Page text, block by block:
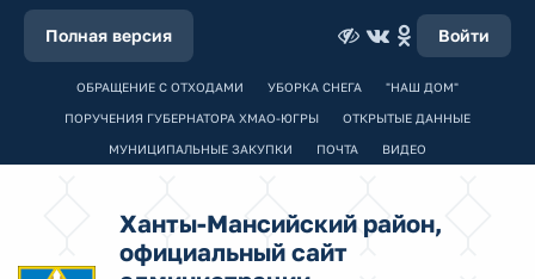
Полная версия Войти
ОБРАЩЕНИЕ С ОТХОДАМИ УБОРКА СНЕГА "НАШ ДОМ"
ПОРУЧЕНИЯ ГУБЕРНАТОРА ХМАО-ЮГРЫ ОТКРЫТЫЕ ДАННЫЕ
МУНИЦИПАЛЬНЫЕ ЗАКУПКИ ПОЧТА ВИДЕО
Ханты-Мансийский район,
официальный сайт